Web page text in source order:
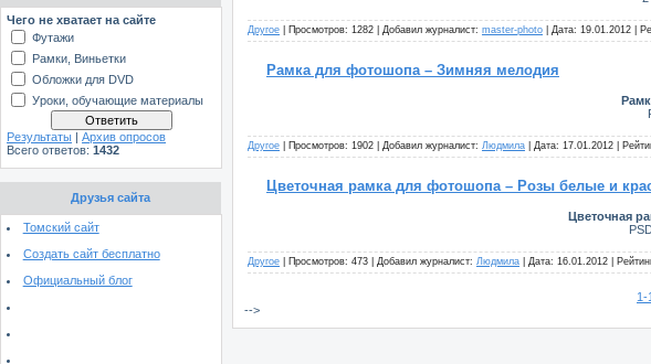
Чего не хватает на сайте
Футажи
Рамки, Виньетки
Обложки для DVD
Уроки, обучающие материалы
Результаты | Архив опросов
Всего ответов: 1432
Друзья сайта
Томский сайт
Создать сайт бесплатно
Официальный блог
Другое | Просмотров: 1282 | Добавил журналист: master-photo | Дата: 19.01.2012 |
Рамка для фотошопа – Зимняя мелодия
Другое | Просмотров: 1902 | Добавил журналист: Людмила | Дата: 17.01.2012 |
Цветочная рамка для фотошопа – Розы белые и
Цветочная
Другое | Просмотров: 473 | Добавил журналист: Людмила | Дата: 16.01.2012 |
1-
-->